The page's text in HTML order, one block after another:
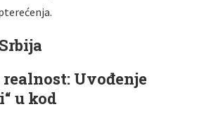
Uvođenje
u kod